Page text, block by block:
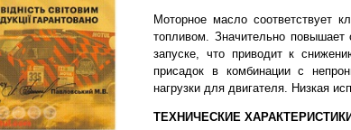
Моторное масло соответствует
топливом. Значительно повышает
запуске, что приводит к
присадок в комбинации с
нагрузки для двигателя. Низкая
ТЕХНИЧЕСКИЕ ХАРАКТЕРИСТИКИ